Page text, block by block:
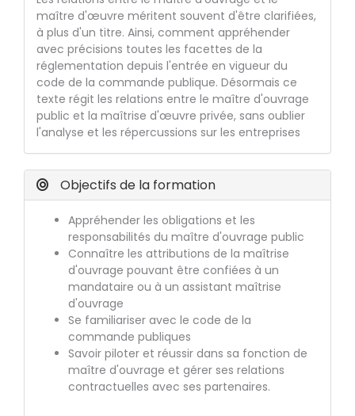
maître d'œuvre méritent souvent d'être clarifiées,
à plus d'un titre. Ainsi, comment appréhender
avec précisions toutes les facettes de la
réglementation depuis l'entrée en vigueur du
code de la commande publique. Désormais ce
texte régit les relations entre le maître d'ouvrage
public et la maîtrise d'œuvre privée, sans oublier
l'analyse et les répercussions sur les entreprises
Objectifs de la formation
Appréhender les obligations et les
responsabilités du maître d'ouvrage public
Connaître les attributions de la maîtrise
d'ouvrage pouvant être confiées à un
mandataire ou à un assistant maîtrise
d'ouvrage
Se familiariser avec le code de la
commande publiques
Savoir piloter et réussir dans sa fonction de
maître d'ouvrage et gérer ses relations
contractuelles avec ses partenaires.